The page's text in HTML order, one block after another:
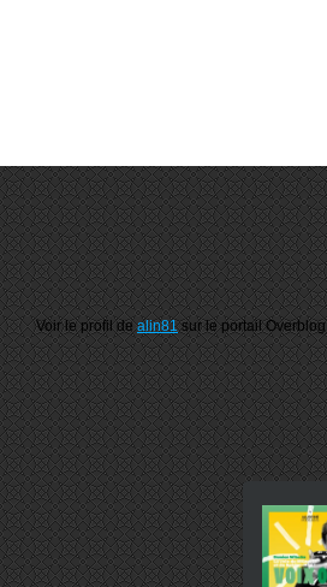
Voir le profil dealin81sur le portail Overblog